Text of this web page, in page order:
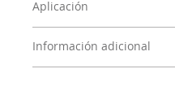
Aplicación
Información adicional